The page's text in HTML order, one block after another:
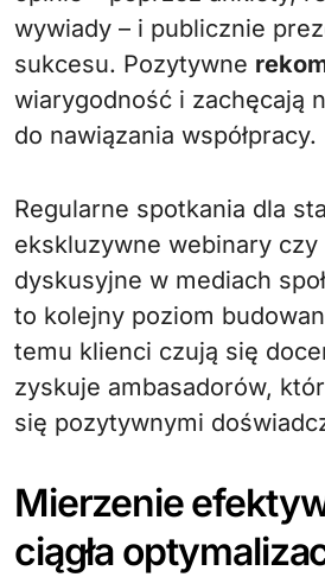
wywiady – i publicznie
sukcesu. Pozytywne
wiarygodność i zachęcają
do nawiązania współpracy.
Regularne spotkania dla
ekskluzywne webinary
dyskusyjne w mediach
to kolejny poziom
temu klienci czują się
zyskuje ambasadorów,
się pozytywnymi
Mierzenie
ciągła